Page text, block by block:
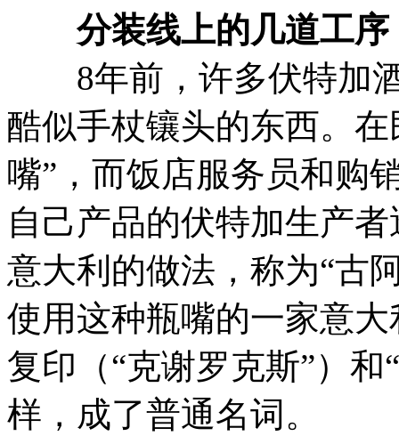
分装线上的几道工序
8年前，许多伏特加酒
酷似手杖镶头的东西。
嘴”，而饭店服务员和购
自己产品的伏特加生产
意大利的做法，称为“古
使用这种瓶嘴的一家意
复印（“克谢罗克斯”）
样，成了普通名词。